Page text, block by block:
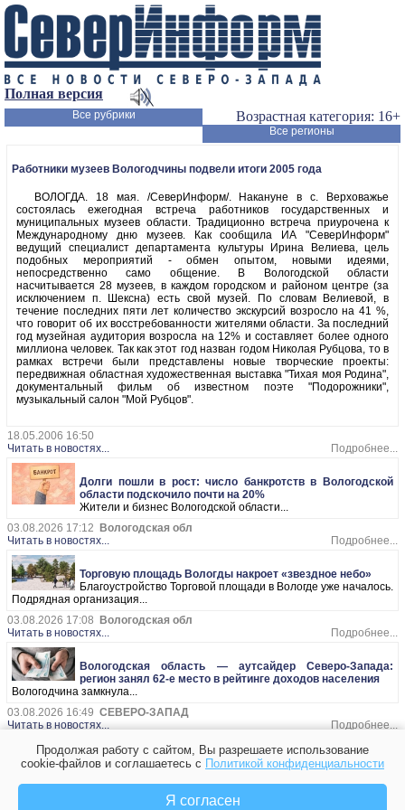
Полная версия
Возрастная категория: 16+
Все рубрики
Все регионы
Работники музеев Вологодчины подвели итоги 2005 года
ВОЛОГДА. 18 мая. /СеверИнформ/. Накануне в с. Верховажье
состоялась ежегодная встреча работников государственных и
муниципальных музеев области. Традиционно встреча приурочена к
Международному дню музеев. Как сообщила ИА "СеверИнформ"
ведущий специалист департамента культуры Ирина Велиева, цель
подобных мероприятий - обмен опытом, новыми идеями,
непосредственно само общение. В Вологодской области
насчитывается 28 музеев, в каждом городском и районом центре (за
исключением п. Шексна) есть свой музей. По словам Велиевой, в
течение последних пяти лет количество экскурсий возросло на 41 %,
что говорит об их восстребованности жителями области. За последний
год музейная аудитория возросла на 12% и составляет более одного
миллиона человек. Так как этот год назван годом Николая Рубцова, то в
рамках встречи были представлены новые творческие проекты:
передвижная областная художественная выставка "Тихая моя Родина",
документальный фильм об известном поэте "Подорожники",
музыкальный салон "Мой Рубцов".
18.05.2006 16:50
Читать в новостях...
Подробнее...
Долги пошли в рост: число банкротств в Вологодской
области подскочило почти на 20%
Жители и бизнес Вологодской области...
03.08.2026 17:12
Вологодская обл
Читать в новостях...
Подробнее...
Торговую площадь Вологды накроет «звездное небо»
Благоустройство Торговой площади в Вологде уже началось.
Подрядная организация...
03.08.2026 17:08
Вологодская обл
Читать в новостях...
Подробнее...
Вологодская область — аутсайдер Северо-Запада:
регион занял 62-е место в рейтинге доходов населения
Вологодчина замкнула...
03.08.2026 16:49 СЕВЕРО-ЗАПАД
Читать в новостях...
Подробнее...
Два ДТП с электросамокатами за одни выходные: в
Вологде пострадали двое мужчин
В ночь на воскресенье, 3 августа, на улице...
Вологодская обл
Продолжая работу с сайтом, Вы разрешаете использование
cookie-файлов и соглашаетесь с Политикой конфиденциальности
Я согласен